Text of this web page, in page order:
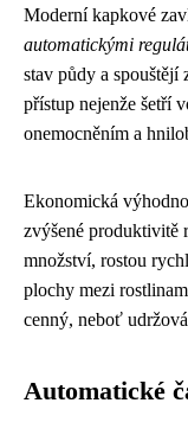
Moderní kapkové
automatickými
stav půdy a spouštějí
přístup nejenže šetří
onemocněním a
Ekonomická
zvýšené produktivitě
množství, rostou
plochy mezi
cenný, neboť
Automatické